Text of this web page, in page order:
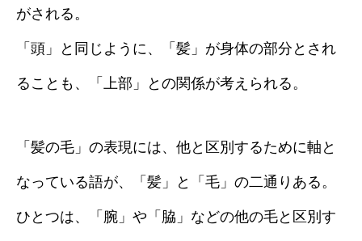
がされる。
「頭」と同じように、「髪」が身体の部分とされ
ることも、「上部」との関係が考えられる。
「髪の毛」の表現には、他と区別するために軸と
なっている語が、「髪」と「毛」の二通りある。
ひとつは、「腕」や「脇」などの他の毛と区別す